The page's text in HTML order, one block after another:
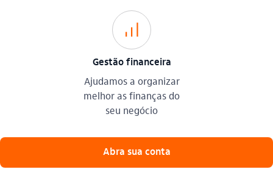
investimento_outline
Gestão financeira
Ajudamos a organizar
melhor as finanças do
seu negócio​
Abra sua conta